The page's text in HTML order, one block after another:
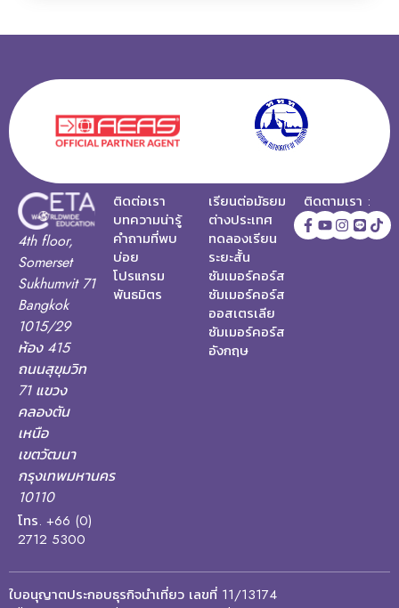
4th floor,
Somerset
Sukhumvit 71
Bangkok
1015/29
ห้อง 415
ถนนสุขุมวิท
71 แขวง
คลองตัน
เหนือ
เขตวัฒนา
กรุงเทพมหานคร
10110
โทร. +66 (0)
2712 5300
ติดต่อเรา
บทความน่ารู้
คำถามที่พบ
บ่อย
โปรแกรม
พันธมิตร
เรียนต่อมัธยม
ต่างประเทศ
ทดลองเรียน
ระยะสั้น
ซัมเมอร์คอร์ส
ซัมเมอร์คอร์ส
ออสเตรเลีย
ซัมเมอร์คอร์ส
อังกฤษ
ติดตามเรา :
ใบอนุญาตประกอบธุรกิจนำเที่ยว เลขที่ 11/13174